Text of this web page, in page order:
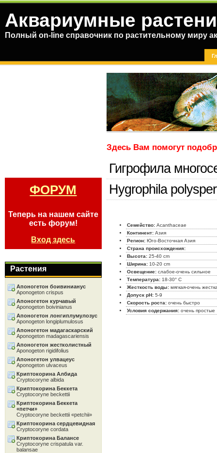
Аквариумные
Полный on-line справочник по растительному миру
Здесь Вам помогут
Гигрофила
Hygrophila
Семейство: Acanthaceae
Континент: Азия
Регион: Юго-Восточная Азия
Страна происхождения:
Высота: 25-40 cm
Ширина: 10-20 cm
Освещение: слабое-очень сильное
Температура: 18-30° C
Жесткость воды: мягкая-очень
Допуск pH: 5-9
Скорость роста: очень быстро
Условия содержания: очень простые
ФОРУМ
Теперь на нашем сайте
есть форум!
Вход здесь
Растения
Апоногетон боивинианус
Aponogeton crispus
Апоногетон курчавый
Aponogeton boivinianus
Апоногетон лонгиплумулозус
Aponogeton longiplumulosus
Апоногетон мадагаскарский
Aponogeton madagascariensis
Апоногетон жестколистный
Aponogeton rigidifolius
Апоногетон улвацеус
Aponogeton ulvaceus
Криптокорина Албида
Cryptocoryne albida
Криптокорина Беккета
Cryptocoryne beckettii
Криптокорина Беккета
«петчи»
Cryptocoryne beckettii «petchii»
Криптокорина сердцевидная
Cryptocoryne cordata
Криптокорина Балансе
Cryptocoryne crispatula var.
balansae